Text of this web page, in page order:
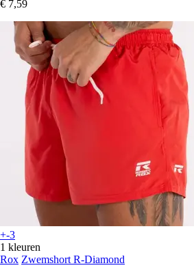
€ 7,59
+-3
1 kleuren
Rox Zwemshort R-Diamond